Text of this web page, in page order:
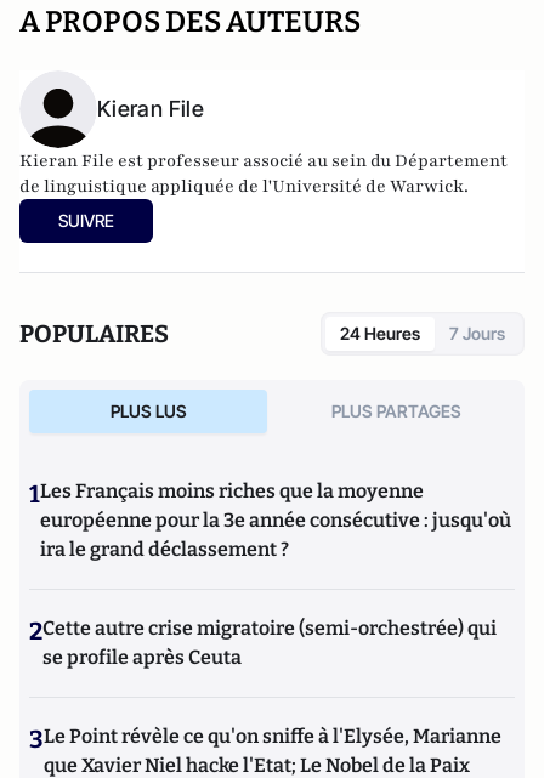
A PROPOS DES AUTEURS
Kieran File
Kieran File est professeur associé au sein du Département
de linguistique appliquée de l'Université de Warwick.
SUIVRE
POPULAIRES 24 Heures 7 Jours
PLUS LUS PLUS PARTAGES
1Les Français moins riches que la moyenne
européenne pour la 3e année consécutive : jusqu'où
ira le grand déclassement ?
2Cette autre crise migratoire (semi-orchestrée) qui
se profile après Ceuta
3Le Point révèle ce qu'on sniffe à l'Elysée, Marianne
que Xavier Niel hacke l'Etat; Le Nobel de la Paix